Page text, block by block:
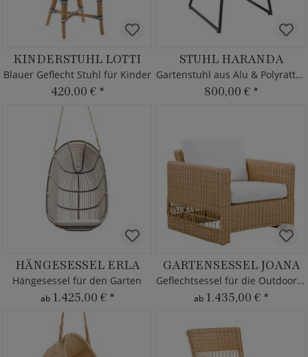
KINDERSTUHL LOTTI
Blauer Geflecht Stuhl für Kinder
420,00 € *
STUHL HARANDA
Gartenstuhl aus Alu & Polyrattan
800,00 € *
HÄNGESESSEL ERLA
Hängesessel für den Garten
ab 1.425,00 € *
GARTENSESSEL JOANA
Geflechtsessel für die Outdoor Lounge
ab 1.435,00 € *